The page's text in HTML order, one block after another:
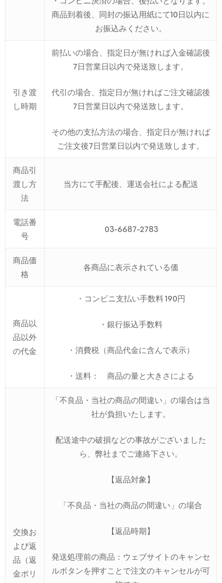
商品到着後、同封の振込用紙にて10日以内に
お振込みください。
引き渡
し時期
前払いの場合、指定日が無ければ入金確認後
7日営業日以内で発送致します。
代引の場合、指定日が無ければご注文確認後
7日営業日以内で発送致します。
その他の支払方法の場合、指定日が無ければ
ご注文後7日営業日以内で発送致します。
商品引
渡し方
法
当方にて手配後、運送会社による配送
電話番
号
03-6687-2783
商品価
格
各商品に表示されている価
商品以
品以外
の代金
・コンビニ支払い手数料 190円
・銀行振込手数料
・消費税（商品代金に含んで表示）
・送料： 商品の量と大きさによる
交換お
よび返
品（返
金ポリ
「不良品・当社の商品の間違い」の場合は当
社が負担いたします。
配送途中の破損などの事故がございました
ら、弊社までご連絡下さい。
【返品対象】
「不良品・当社の商品の間違い」の場合
【返品時期】
発送処理前の商品：ウェブサイトのキャンセ
ルボタンを押すことで注文のキャンセルが可